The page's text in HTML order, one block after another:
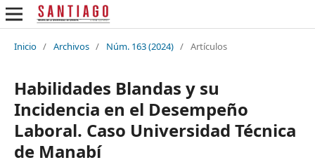
Inicio / Archivos / Núm. 163 (2024) / Artículos
Habilidades Blandas y su
Incidencia en el Desempeño
Laboral. Caso Universidad Técnica
de Manabí